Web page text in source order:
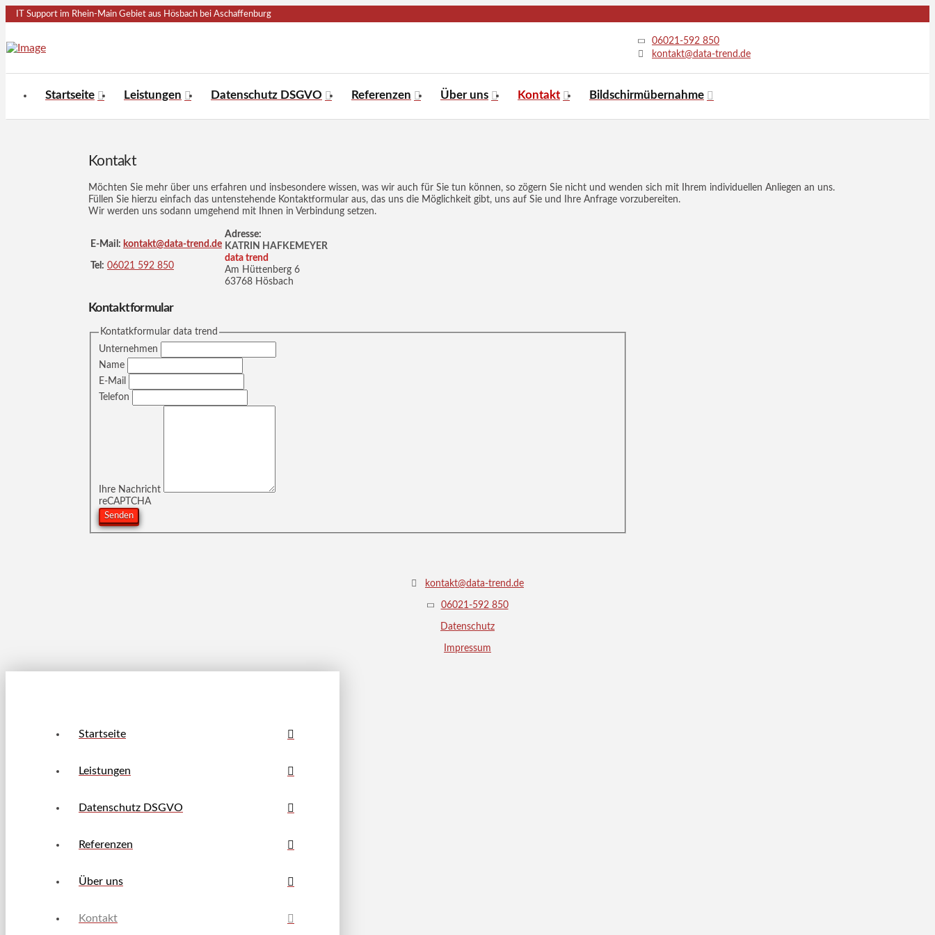
IT Support im Rhein-Main Gebiet aus Hösbach bei Aschaffenburg
06021-592 850
kontakt@data-trend.de
Startseite Leistungen Datenschutz DSGVO Referenzen Über uns Kontakt Bildschirmübernahme
Kontakt
Möchten Sie mehr über uns erfahren und insbesondere wissen, was wir auch für Sie tun können, so zögern Sie nicht und wenden sich mit Ihrem individuellen Anliegen an uns.
Füllen Sie hierzu einfach das untenstehende Kontaktformular aus, das uns die Möglichkeit gibt, uns auf Sie und Ihre Anfrage vorzubereiten.
Wir werden uns sodann umgehend mit Ihnen in Verbindung setzen.
E-Mail: kontakt@data-trend.de
Tel: 06021 592 850
Adresse:
KATRIN HAFKEMEYER
data trend
Am Hüttenberg 6
63768 Hösbach
Kontaktformular
Kontatkformular data trend
Unternehmen
Name
E-Mail
Telefon
Ihre Nachricht
reCAPTCHA
Senden
kontakt@data-trend.de
06021-592 850
Datenschutz
Impressum
Startseite
Leistungen
Datenschutz DSGVO
Referenzen
Über uns
Kontakt